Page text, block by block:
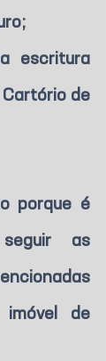
escritura
de
porque é
as
de